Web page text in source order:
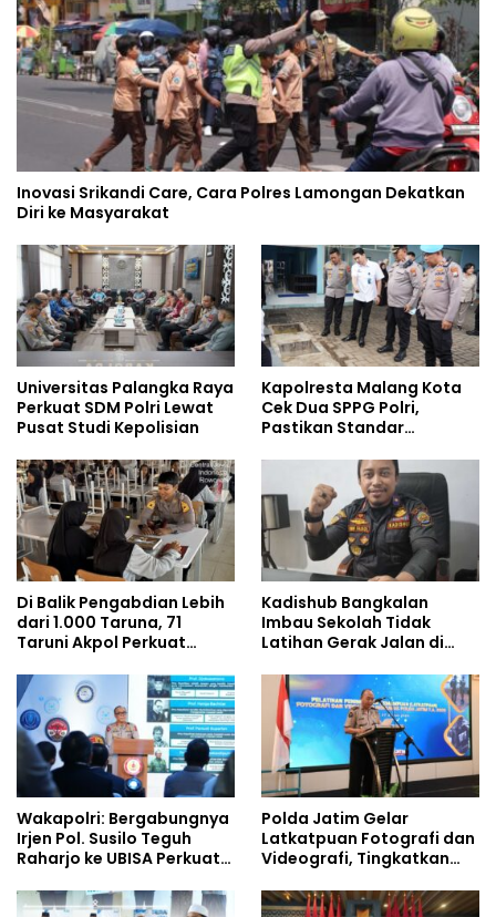
Inovasi Srikandi Care, Cara Polres Lamongan Dekatkan
Diri ke Masyarakat
Universitas Palangka Raya
Perkuat SDM Polri Lewat
Pusat Studi Kepolisian
Kapolresta Malang Kota
Cek Dua SPPG Polri,
Pastikan Standar
Pengelolaan Limbah
Berjalan Optimal
Di Balik Pengabdian Lebih
dari 1.000 Taruna, 71
Taruni Akpol Perkuat
Siswa Sekolah Rakyat
Kadishub Bangkalan
Imbau Sekolah Tidak
Latihan Gerak Jalan di
Wakapolri: Bergabungnya
Irjen Pol. Susilo Teguh
Raharjo ke UBISA Perkuat
Studi Kepolisian
Polda Jatim Gelar
Latkatpuan Fotografi dan
Videografi, Tingkatkan
Era Digital